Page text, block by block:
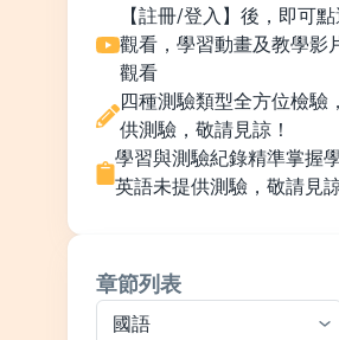
【註冊/登入】後，即可
觀看，學習動畫及教學影
觀看
四種測驗類型全方位檢驗
供測驗，敬請見諒！
學習與測驗紀錄精準掌握
英語未提供測驗，敬請見諒
章節列表
國語